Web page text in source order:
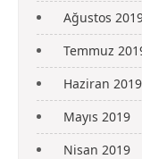
Ağustos
Temmuz
Haziran 2019
Mayıs 2019
Nisan 2019